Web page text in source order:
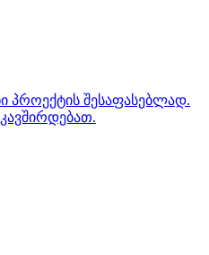
პროექტის შესაფასებლად.